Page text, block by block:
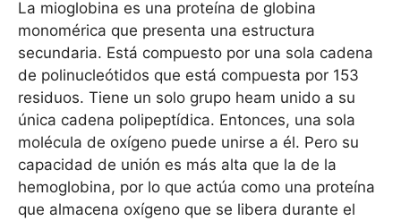
La mioglobina es una proteína de globina
monomérica que presenta una estructura
secundaria. Está compuesto por una sola cadena
de polinucleótidos que está compuesta por 153
residuos. Tiene un solo grupo heam unido a su
única cadena polipeptídica. Entonces, una sola
molécula de oxígeno puede unirse a él. Pero su
capacidad de unión es más alta que la de la
hemoglobina, por lo que actúa como una proteína
que almacena oxígeno que se libera durante el